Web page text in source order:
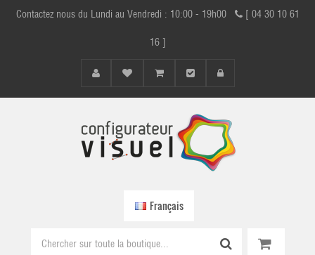
Contactez nous du Lundi au Vendredi : 10:00 - 19h00 [ 04 30 10 61
16 ]
Français